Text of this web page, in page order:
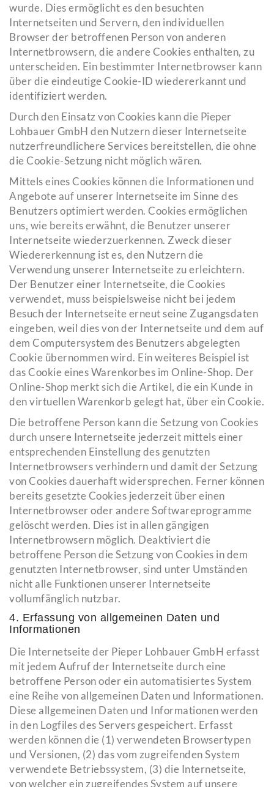
wurde. Dies ermöglicht es den besuchten
Internetseiten und Servern, den individuellen
Browser der betroffenen Person von anderen
Internetbrowsern, die andere Cookies enthalten, zu
unterscheiden. Ein bestimmter Internetbrowser kann
über die eindeutige Cookie-ID wiedererkannt und
identifiziert werden.
Durch den Einsatz von Cookies kann die Pieper
Lohbauer GmbH den Nutzern dieser Internetseite
nutzerfreundlichere Services bereitstellen, die ohne
die Cookie-Setzung nicht möglich wären.
Mittels eines Cookies können die Informationen und
Angebote auf unserer Internetseite im Sinne des
Benutzers optimiert werden. Cookies ermöglichen
uns, wie bereits erwähnt, die Benutzer unserer
Internetseite wiederzuerkennen. Zweck dieser
Wiedererkennung ist es, den Nutzern die
Verwendung unserer Internetseite zu erleichtern.
Der Benutzer einer Internetseite, die Cookies
verwendet, muss beispielsweise nicht bei jedem
Besuch der Internetseite erneut seine Zugangsdaten
eingeben, weil dies von der Internetseite und dem auf
dem Computersystem des Benutzers abgelegten
Cookie übernommen wird. Ein weiteres Beispiel ist
das Cookie eines Warenkorbes im Online-Shop. Der
Online-Shop merkt sich die Artikel, die ein Kunde in
den virtuellen Warenkorb gelegt hat, über ein Cookie.
Die betroffene Person kann die Setzung von Cookies
durch unsere Internetseite jederzeit mittels einer
entsprechenden Einstellung des genutzten
Internetbrowsers verhindern und damit der Setzung
von Cookies dauerhaft widersprechen. Ferner können
bereits gesetzte Cookies jederzeit über einen
Internetbrowser oder andere Softwareprogramme
gelöscht werden. Dies ist in allen gängigen
Internetbrowsern möglich. Deaktiviert die
betroffene Person die Setzung von Cookies in dem
genutzten Internetbrowser, sind unter Umständen
nicht alle Funktionen unserer Internetseite
vollumfänglich nutzbar.
4. Erfassung von allgemeinen Daten und
Informationen
Die Internetseite der Pieper Lohbauer GmbH erfasst
mit jedem Aufruf der Internetseite durch eine
betroffene Person oder ein automatisiertes System
eine Reihe von allgemeinen Daten und Informationen.
Diese allgemeinen Daten und Informationen werden
in den Logfiles des Servers gespeichert. Erfasst
werden können die (1) verwendeten Browsertypen
und Versionen, (2) das vom zugreifenden System
verwendete Betriebssystem, (3) die Internetseite,
von welcher ein zugreifendes System auf unsere